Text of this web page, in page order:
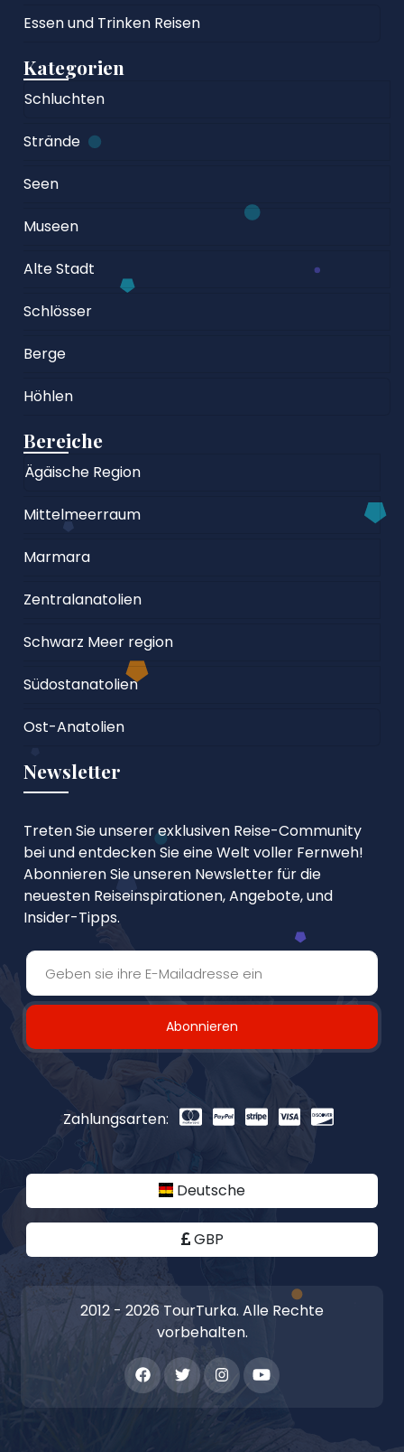
Essen und Trinken Reisen
Kategorien
Schluchten
Strände
Seen
Museen
Alte Stadt
Schlösser
Berge
Höhlen
Bereiche
Ägäische Region
Mittelmeerraum
Marmara
Zentralanatolien
Schwarz Meer region
Südostanatolien
Ost-Anatolien
Newsletter
Treten Sie unserer exklusiven Reise-Community
bei und entdecken Sie eine Welt voller Fernweh!
Abonnieren Sie unseren Newsletter für die
neuesten Reiseinspirationen, Angebote, und
Insider-Tipps.
Abonnieren
Zahlungsarten:
Deutsche
GBP
2012 - 2026 TourTurka. Alle Rechte
vorbehalten.